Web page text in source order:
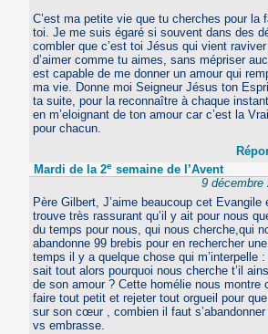
C’est ma petite vie que tu cherches pour la
toi. Je me suis égaré si souvent dans des
combler que c’est toi Jésus qui vient
d’aimer comme tu aimes, sans mépriser
est capable de me donner un amour qui
ma vie. Donne moi Seigneur Jésus ton
ta suite, pour la reconnaître à chaque
en m’eloignant de ton amour car c’est la
pour chacun.
Mardi de la 2e semaine de l’Avent
9 décembre
Père Gilbert, J’aime beaucoup cet Evangile
trouve très rassurant qu’il y ait pour nous
du temps pour nous, qui nous cherche,qui
abandonne 99 brebis pour en rechercher
temps il y a quelque chose qui m’interpelle
sait tout alors pourquoi nous cherche t’il
de son amour ? Cette homélie nous montre
faire tout petit et rejeter tout orgueil pour
sur son cœur , combien il faut
vs embrasse.